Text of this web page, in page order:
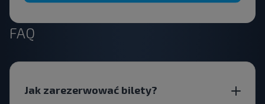
FAQ
Jak zarezerwować bilety?